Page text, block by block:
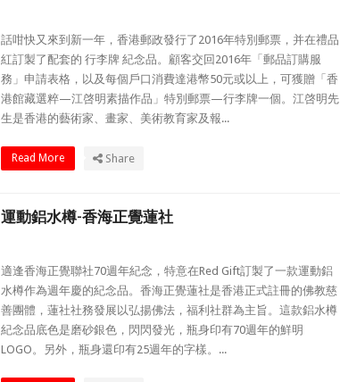
話咁快又來到新一年，香港郵政發行了2016年特別郵票，并在禮品
紅訂製了配套的 行李牌 紀念品。顧客交回2016年「郵品訂購服
務」申請表格，以及每個戶口消費達港幣50元或以上，可獲贈「香
港館藏選粹—江啓明素描作品」特別郵票—行李牌一個。江啓明先
生是香港的藝術家、畫家、美術教育家及報...
Read More Share
運動鋁水樽-香海正覺蓮社
適逢香海正覺聯社70週年紀念，特意在Red Gift訂製了一款運動鋁
水樽作為週年慶的紀念品。香海正覺蓮社是香港正式註冊的佛教慈
善團體，蓮社社務發展以弘揚佛法，福利社群為主旨。這款鋁水樽
紀念品底色是磨砂銀色，閃閃發光，瓶身印有70週年的鮮明
LOGO。另外，瓶身還印有25週年的字樣。...